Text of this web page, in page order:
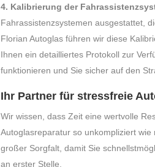
4. Kalibrierung der
Fahrassistenzsystemen ausgestattet,
Florian Autoglas führen wir diese
Ihnen ein detailliertes Protokoll zur
funktionieren und Sie sicher auf den
Ihr Partner für stressfreie
Wir wissen, dass Zeit eine wertvolle
Autoglasreparatur so unkompliziert
großer Sorgfalt, damit Sie
an erster Stelle.